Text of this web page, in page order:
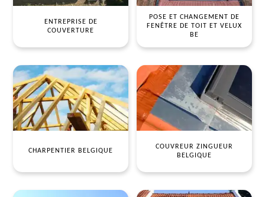
ENTREPRISE DE
COUVERTURE
POSE ET CHANGEMENT DE
FENÊTRE DE TOIT ET VELUX
BE
CHARPENTIER BELGIQUE
COUVREUR ZINGUEUR
BELGIQUE